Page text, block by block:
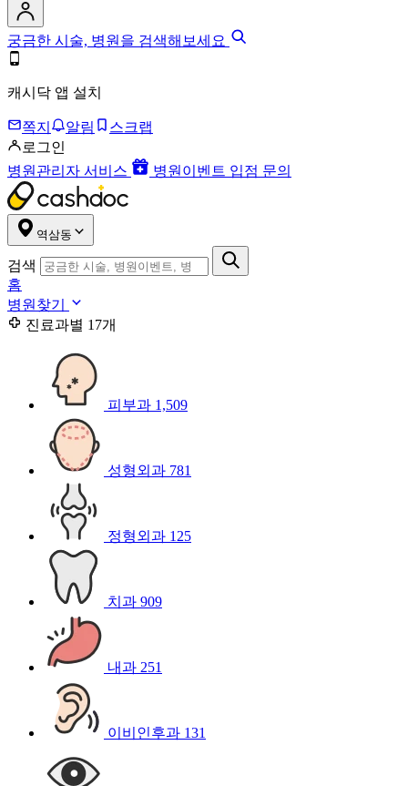
궁금한 시술, 병원을 검색해보세요
캐시닥 앱 설치
쪽지 알림
스크랩
로그인
병원관리자 서비스
병원이벤트 입점 문의
역삼동
검색
홈
병원찾기
진료과별 17개
피부과 1,509
성형외과 781
정형외과 125
치과 909
내과 251
이비인후과 131